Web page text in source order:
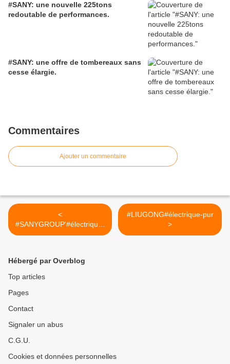
#SANY: une nouvelle 225tons
redoutable de performances.
#SANY: une offre de tombereaux sans
cesse élargie.
Commentaires
Ajouter un commentaire
<
#SANYGROUP'#électrique-
pur
#LIUGONG#électrique-pur
>
Hébergé par Overblog
Top articles
Pages
Contact
Signaler un abus
C.G.U.
Cookies et données personnelles